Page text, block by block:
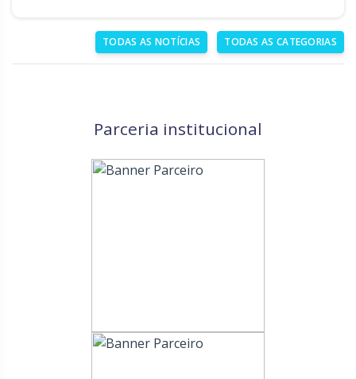
TODAS AS NOTÍCIAS TODAS AS CATEGORIAS
Parceria institucional